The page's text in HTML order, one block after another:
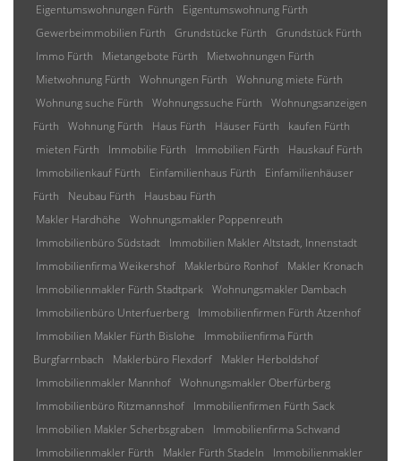
Eigentumswohnungen Fürth
Eigentumswohnung Fürth
Gewerbeimmobilien Fürth
Grundstücke Fürth
Grundstück Fürth
Immo Fürth
Mietangebote Fürth
Mietwohnungen Fürth
Mietwohnung Fürth
Wohnungen Fürth
Wohnung miete Fürth
Wohnung suche Fürth
Wohnungssuche Fürth
Wohnungsanzeigen
Fürth
Wohnung Fürth Haus Fürth Häuser Fürth
kaufen Fürth
mieten Fürth
Immobilie Fürth Immobilien Fürth
Hauskauf Fürth
Immobilienkauf Fürth
Einfamilienhaus Fürth
Einfamilienhäuser
Fürth
Neubau Fürth
Hausbau Fürth
Makler Hardhöhe
Wohnungsmakler Poppenreuth
Immobilienbüro Südstadt
Immobilien Makler Altstadt, Innenstadt
Immobilienfirma Weikershof
Maklerbüro Ronhof
Makler Kronach
Immobilienmakler Fürth Stadtpark Wohnungsmakler Dambach
Immobilienbüro Unterfuerberg
Immobilienfirmen Fürth Atzenhof
Immobilien Makler Fürth Bislohe
Immobilienfirma Fürth
Burgfarrnbach
Maklerbüro Flexdorf
Makler Herboldshof
Immobilienmakler Mannhof Wohnungsmakler Oberfürberg
Immobilienbüro Ritzmannshof
Immobilienfirmen Fürth Sack
Immobilien Makler Scherbsgraben
Immobilienfirma Schwand
Immobilienmakler Fürth
Makler Fürth Stadeln
Immobilienmakler